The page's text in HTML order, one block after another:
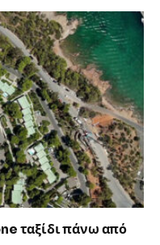
ταξίδι πάνω από